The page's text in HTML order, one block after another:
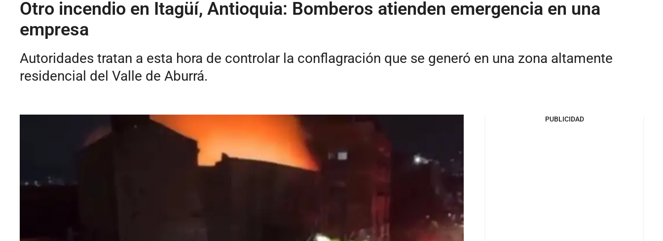
Otro incendio en Itagüí, Antioquia: Bomberos atienden emergencia en una
empresa
Autoridades tratan a esta hora de controlar la conflagración que se generó en una zona altamente
residencial del Valle de Aburrá.
PUBLICIDAD